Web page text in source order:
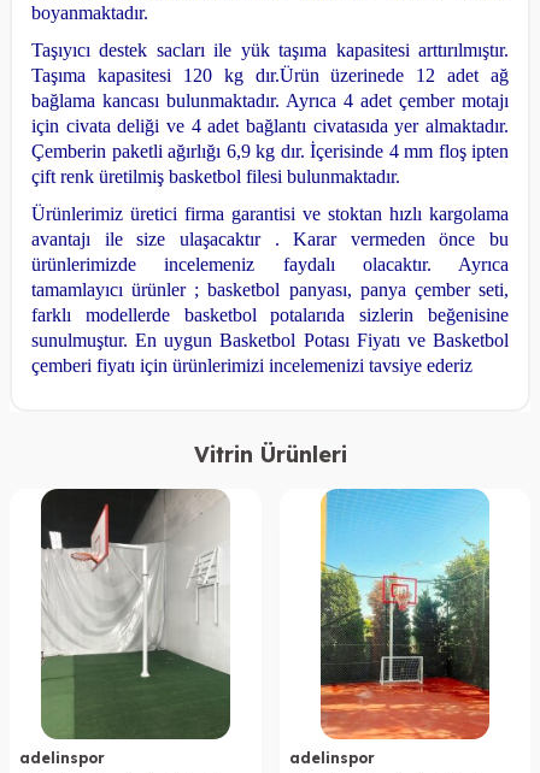
boyanmaktadır.
Taşıyıcı destek sacları ile yük taşıma kapasitesi arttırılmıştır.
Taşıma kapasitesi 120 kg dır.Ürün üzerinede 12 adet ağ
bağlama kancası bulunmaktadır. Ayrıca 4 adet çember motajı
için civata deliği ve 4 adet bağlantı civatasıda yer almaktadır.
Çemberin paketli ağırlığı 6,9 kg dır. İçerisinde 4 mm floş ipten
çift renk üretilmiş basketbol filesi bulunmaktadır.
Ürünlerimiz üretici firma garantisi ve stoktan hızlı kargolama
avantajı ile size ulaşacaktır . Karar vermeden önce bu
ürünlerimizde incelemeniz faydalı olacaktır. Ayrıca
tamamlayıcı ürünler ; basketbol panyası, panya çember seti,
farklı modellerde basketbol potalarıda sizlerin beğenisine
sunulmuştur. En uygun Basketbol Potası Fiyatı ve Basketbol
çemberi fiyatı için ürünlerimizi incelemenizi tavsiye ederiz
Vitrin Ürünleri
adelinspor adelinspor